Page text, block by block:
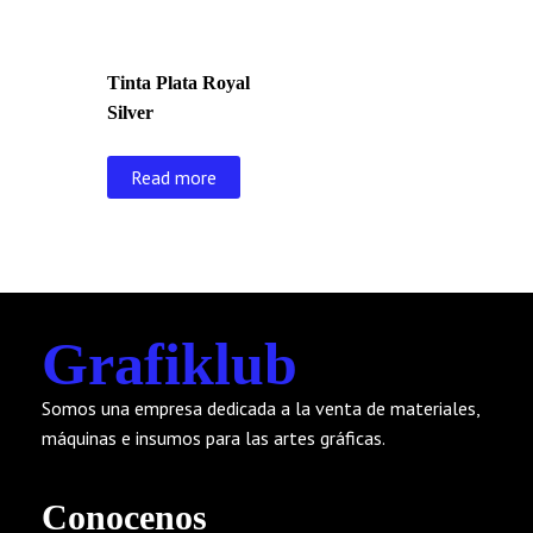
Tinta Plata Royal
Silver
Read more
Grafiklub
Somos una empresa dedicada a la venta de materiales,
máquinas e insumos para las artes gráficas.
Conocenos